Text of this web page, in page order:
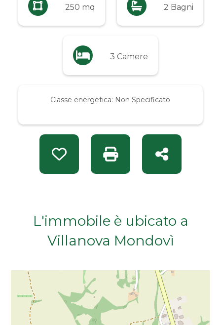
250 mq 2 Bagni
3 Camere
Classe energetica: Non Specificato
Preferiti: Rif. EI 1669Stampa: Rif. EI 1669
Condividi
L'immobile è ubicato a
Villanova Mondovì
Fino a € 5.000
Da € 10.000 a € 20.000
Da € 100.000 a € 200.000
Da € 200.000 a € 400.000
Da € 600.000 a € 800.000
Da € 1.000.000 a € 2.000.000
Da € 2.000.000 a € 5.000.000